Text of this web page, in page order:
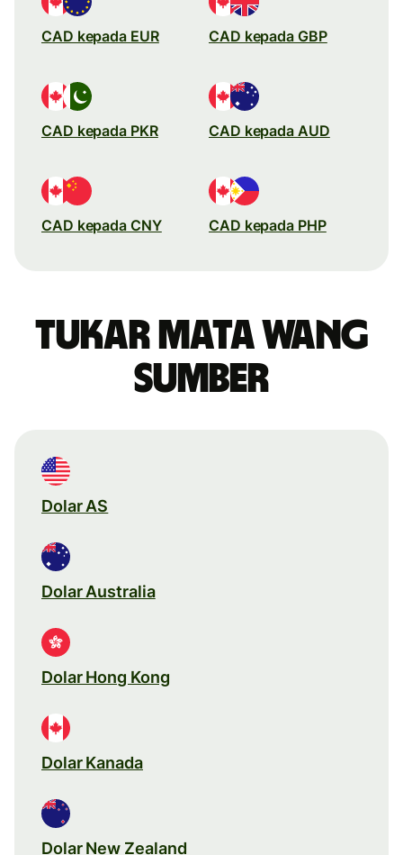
CAD kepada EUR CAD kepada GBP
CAD kepada PKR CAD kepada AUD
CAD kepada CNY CAD kepada PHP
Tukar mata wang
sumber
Dolar AS
Dolar Australia
Dolar Hong Kong
Dolar Kanada
Dolar New Zealand